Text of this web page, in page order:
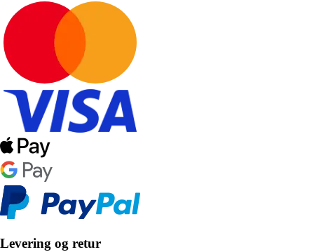
Levering og retur